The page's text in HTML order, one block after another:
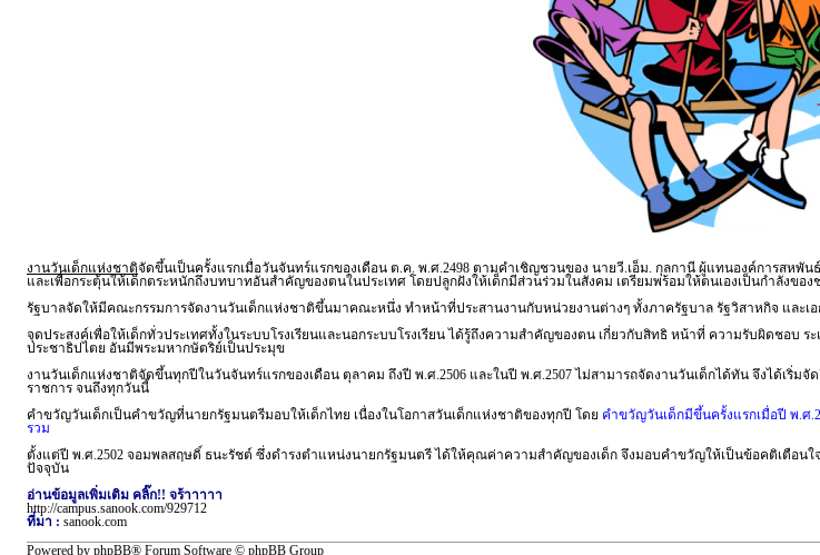
งานวันเด็กแห่งชาติจัดขึ้นเป็นครั้งแรกเมื่อวันจันทร์แรกของเดือน ต.ค. พ.ศ.2498 ตามคำเชิญชวนของ นายวี.เอ็ม. กุลกานี ผู้แทนองค์การสห
และเพื่อกระตุ้นให้เด็กตระหนักถึงบทบาทอันสำคัญของตนในประเทศ โดยปลูกฝังให้เด็กมีส่วนร่วมในสังคม เตรียมพร้อมให้ตนเองเป็นกำลังของ
รัฐบาลจัดให้มีคณะกรรมการจัดงานวันเด็กแห่งชาติขึ้นมาคณะหนึ่ง ทำหน้าที่ประสานงานกับหน่วยงานต่างๆ ทั้งภาครัฐบาล รัฐวิสาหกิจ และ
จุดประสงค์เพื่อให้เด็กทั่วประเทศทั้งในระบบโรงเรียนและนอกระบบโรงเรียน ได้รู้ถึงความสำคัญของตน เกี่ยวกับสิทธิ หน้าที่ ความรับผิดชอ
ประชาธิปไตย อันมีพระมหากษัตริย์เป็นประมุข
งานวันเด็กแห่งชาติจัดขึ้นทุกปีในวันจันทร์แรกของเดือน ตุลาคม ถึงปี พ.ศ.2506 และในปี พ.ศ.2507 ไม่สามารถจัดงานวันเด็กได้ทัน จึงได้เริ่ม
ราชการ จนถึงทุกวันนี้
คำขวัญวันเด็กเป็นคำขวัญที่นายกรัฐมนตรีมอบให้เด็กไทย เนื่องในโอกาสวันเด็กแห่งชาติของทุกปี โดย คำขวัญวันเด็กมีขึ้นครั้งแรกเมื่อปี พ.ศ
รวม
ตั้งแต่ปี พ.ศ.2502 จอมพลสฤษดิ์ ธนะรัชต์ ซึ่งดำรงตำแหน่งนายกรัฐมนตรี ได้ให้คุณค่าความสำคัญของเด็ก จึงมอบคำขวัญให้เป็นข้อคติเตือน
ปัจจุบัน
อ่านข้อมูลเพิ่มเติม คลิ๊ก!! จร้าาาาา
http://campus.sanook.com/929712
ที่มา : sanook.com
Powered by phpBB® Forum Software © phpBB Group